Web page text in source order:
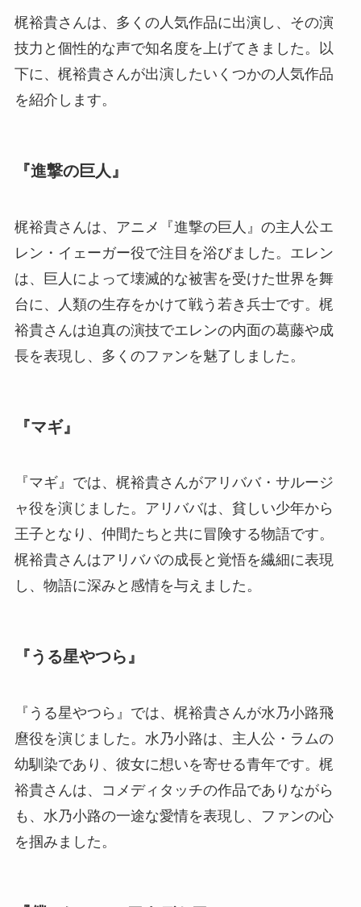
梶裕貴さんは、多くの人気作品に出演し、その演
技力と個性的な声で知名度を上げてきました。以
下に、梶裕貴さんが出演したいくつかの人気作品
を紹介します。
『進撃の巨人』
梶裕貴さんは、アニメ『進撃の巨人』の主人公エ
レン・イェーガー役で注目を浴びました。エレン
は、巨人によって壊滅的な被害を受けた世界を舞
台に、人類の生存をかけて戦う若き兵士です。梶
裕貴さんは迫真の演技でエレンの内面の葛藤や成
長を表現し、多くのファンを魅了しました。
『マギ』
『マギ』では、梶裕貴さんがアリババ・サルージ
ャ役を演じました。アリババは、貧しい少年から
王子となり、仲間たちと共に冒険する物語です。
梶裕貴さんはアリババの成長と覚悟を繊細に表現
し、物語に深みと感情を与えました。
『うる星やつら』
『うる星やつら』では、梶裕貴さんが水乃小路飛
麿役を演じました。水乃小路は、主人公・ラムの
幼馴染であり、彼女に想いを寄せる青年です。梶
裕貴さんは、コメディタッチの作品でありながら
も、水乃小路の一途な愛情を表現し、ファンの心
を掴みました。